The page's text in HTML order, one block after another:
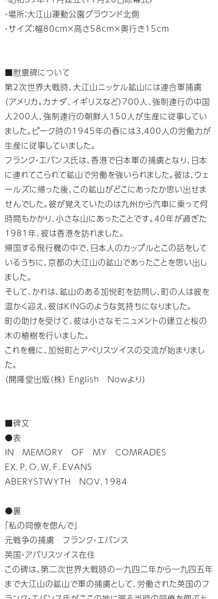
・場所：大江山運動公園グラウンド北側
・サイズ：幅80cm×高さ58cm×奥行き15cm
■慰霊碑について
第2次世界大戦時、大江山ニッケル鉱山には連合軍捕虜
（アメリカ。カナダ、イギリスなど）700人、強制連行の中国
人200人、強制連行の朝鮮人150人が生産に従事してい
ました。ピーク時の1945年の春には3,400人の労働力が
生産に従事していました。
フランク・エバンス氏は、香港で日本軍の捕虜となり、日本
に連れてこられて鉱山で労働を強いられました。彼は、ウェ
ールズに帰った後、この鉱山がどこにあったか思い出せま
せんでした。彼が覚えていたのは九州から汽車に乗って何
時間もかかり、小さな山にあったことです。40年が過ぎた
1981年、彼は香港を訪れました。
帰国する飛行機の中で、日本人のカップルとこの話をして
いるうちに、京都の大江山の鉱山であったことを思い出し
ました。
そして、かれは、鉱山のある加悦町を訪問し、町の人は彼を
温かく迎え、彼はKINGのような気持ちになりました。
町の助けを受けて、彼は小さなモニュメントの建立と桜の
木の植樹を行いました。
これを機に、加悦町とアベリスツイスの交流が始まりまし
た。
（開隆堂出版（株） English Nowより）
■碑文
●表
IN MEMORY OF MY COMRADES
EX．Ｐ．Ｏ．Ｗ．Ｆ．ＥＶＡＮＳ
ABERYSTWYTH NOV．1984
●裏
「私の同僚を偲んで」
元戦争の捕虜 フランク・エバンス
英国・アバリスツイス在住
この碑は、第二次世界大戦時の一九四二年から一九四五年
まで大江山の鉱山で軍の捕虜として、労働された英国のフ